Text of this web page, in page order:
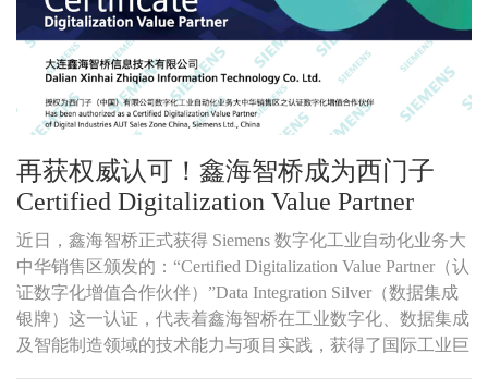
再获权威认可！鑫海智桥成为西门子
Certified Digitalization Value Partner
近日，鑫海智桥正式获得 Siemens 数字化工业自动化业务大
中华销售区颁发的：“Certified Digitalization Value Partner（认
证数字化增值合作伙伴）”Data Integration Silver（数据集成
银牌）这一认证，代表着鑫海智桥在工业数字化、数据集成
及智能制造领域的技术能力与项目实践，获得了国际工业巨